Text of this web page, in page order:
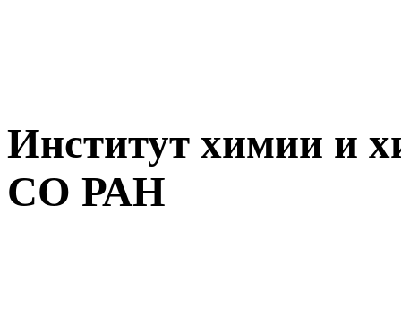
Институт химии и
СО РАН